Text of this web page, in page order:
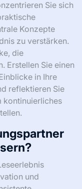
Themen des
in Fitness
mit den
ganzheitlichen
Botschaften
Ihrer
für das
von